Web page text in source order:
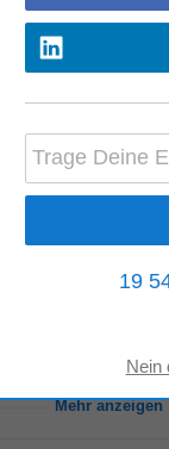
für
Etikettierung
Mehr anzeigen
4 Tage alt
)technischen
des Fuhrparks •
Freude am
• Du sprichst
Mehr anzeigen
19